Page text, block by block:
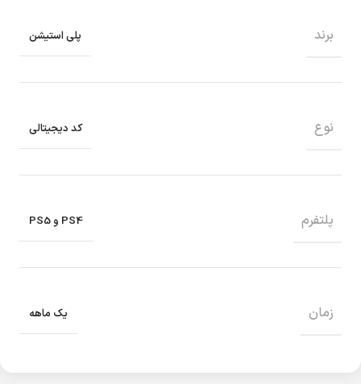
برند پلی استیشن
نوع کد دیجیتالی
پلتفرم PS4 و PS5
زمان یک ماهه